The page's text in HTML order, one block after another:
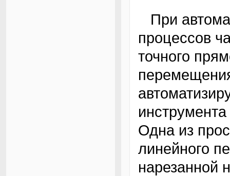
При автоматизации производственных
процессов
точного
Одна из
линейного
нарезанной